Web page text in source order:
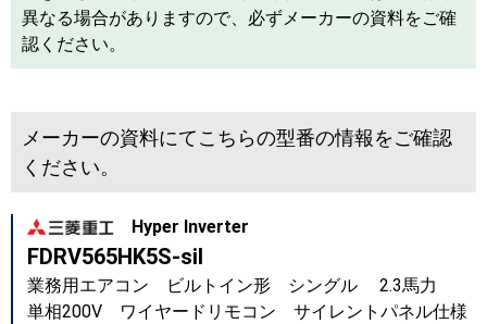
異なる場合がありますので、必ずメーカーの資料をご確
認ください。
メーカーの資料にてこちらの型番の情報をご確認
ください。
Hyper Inverter
FDRV565HK5S-sil
業務用エアコン ビルトイン形 シングル 2.3馬力
単相200V ワイヤードリモコン サイレントパネル仕様